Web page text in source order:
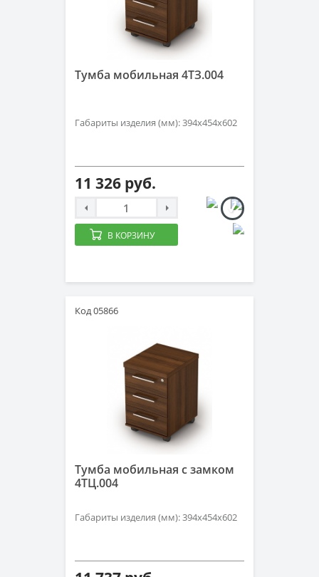
Тумба мобильная 4ТЗ.004
Габариты изделия (мм): 394х454х602
11 326 руб.
В КОРЗИНУ
Код 05866
Тумба мобильная с замком
4ТЦ.004
Габариты изделия (мм): 394х454х602